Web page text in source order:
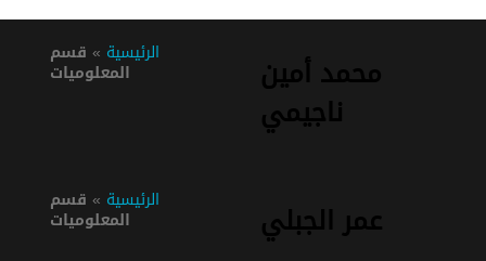
الرئيسية » قسم
المعلوميات محمد أمين
ناجيمي
الرئيسية » قسم
المعلوميات عمر الجبلي